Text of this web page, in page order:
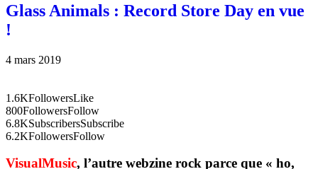
Glass Animals : Record Store Day en vue
!
4 mars 2019
1.6KFollowersLike
800FollowersFollow
6.8KSubscribersSubscribe
6.2KFollowersFollow
VisualMusic, l’autre webzine rock parce que « ho,